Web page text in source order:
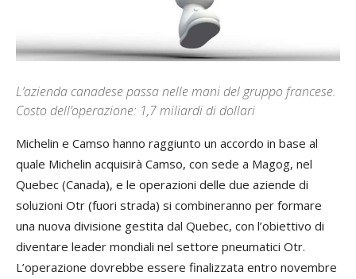
L’azienda canadese passa nelle mani del gruppo francese.
Costo dell’operazione: 1,7 miliardi di dollari
Michelin e Camso hanno raggiunto un accordo in base al
quale Michelin acquisirà Camso, con sede a Magog, nel
Quebec (Canada), e le operazioni delle due aziende di
soluzioni Otr (fuori strada) si combineranno per formare
una nuova divisione gestita dal Quebec, con l’obiettivo di
diventare leader mondiali nel settore pneumatici Otr.
L’operazione dovrebbe essere finalizzata entro novembre